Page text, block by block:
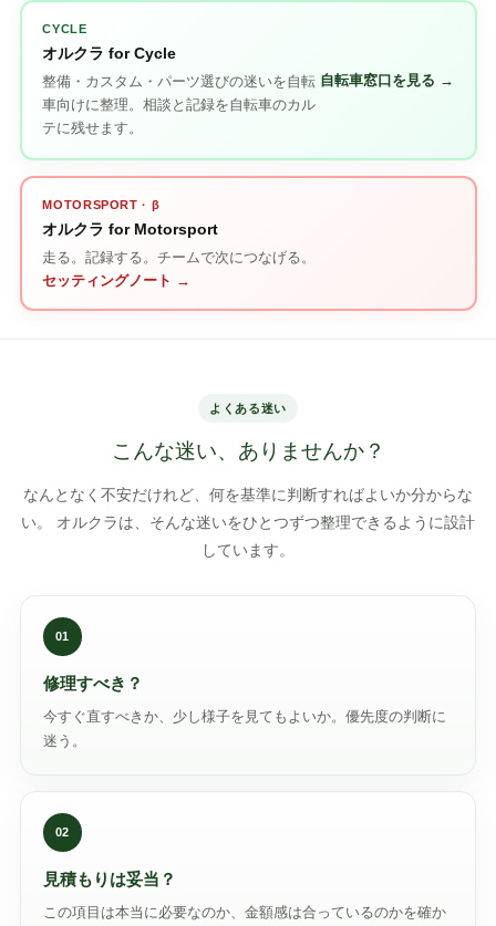
CYCLE
オルクラ for Cycle
整備・カスタム・パーツ選びの迷いを自転
車向けに整理。相談と記録を自転車のカル
テに残せます。
自転車窓口を見る →
MOTORSPORT · β
オルクラ for Motorsport
走る。記録する。チームで次につなげる。
セッティングノート →
よくある迷い
こんな迷い、ありませんか？
なんとなく不安だけれど、何を基準に判断すればよいか分からな
い。 オルクラは、そんな迷いをひとつずつ整理できるように設計
しています。
01
修理すべき？
今すぐ直すべきか、少し様子を見てもよいか。優先度の判断に
迷う。
02
見積もりは妥当？
この項目は本当に必要なのか、金額感は合っているのかを確か